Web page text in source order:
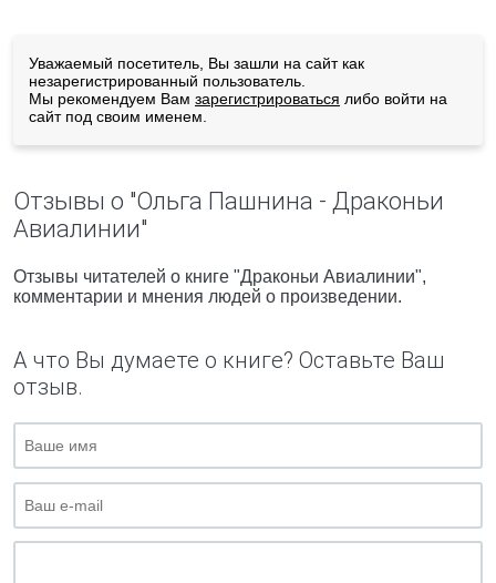
Уважаемый посетитель, Вы зашли на сайт как
незарегистрированный пользователь.
Мы рекомендуем Вам зарегистрироваться либо войти на
сайт под своим именем.
Отзывы о "Ольга Пашнина - Драконьи
Авиалинии"
Отзывы читателей о книге "Драконьи Авиалинии",
комментарии и мнения людей о произведении.
А что Вы думаете о книге? Оставьте Ваш
отзыв.